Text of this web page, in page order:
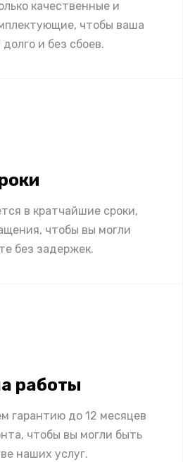
качественные и
чтобы ваша
и без сбоев.
в кратчайшие сроки,
чтобы вы могли
без задержек.
работы
гарантию до 12 месяцев
чтобы вы могли быть
наших услуг.